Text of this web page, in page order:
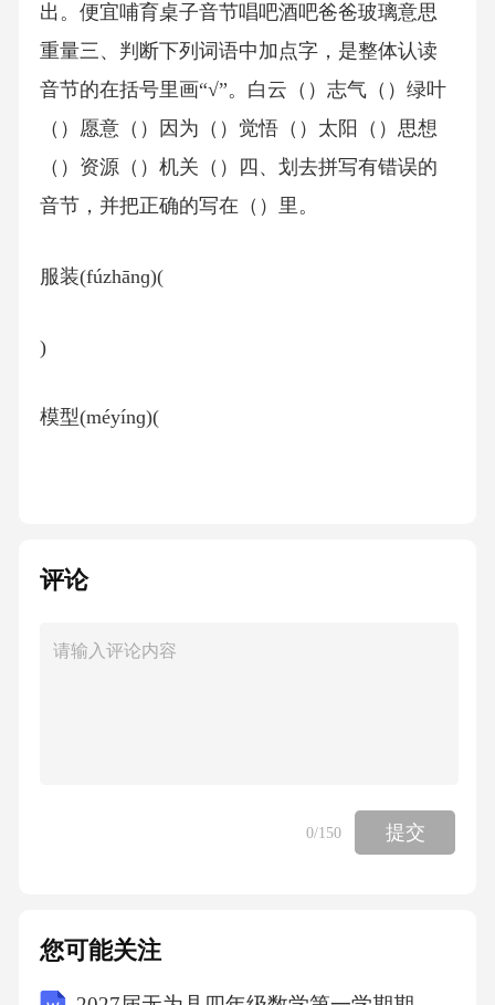
出。便宜哺育桌子音节唱吧酒吧爸爸玻璃意思
重量三、判断下列词语中加点字，是整体认读
音节的在括号里画“√”。白云（）志气（）绿叶
（）愿意（）因为（）觉悟（）太阳（）思想
（）资源（）机关（）四、划去拼写有错误的
音节，并把正确的写在（）里。
服装(fúzhānɡ)(
)
模型(méyínɡ)(
评论
0/150 提交
您可能关注